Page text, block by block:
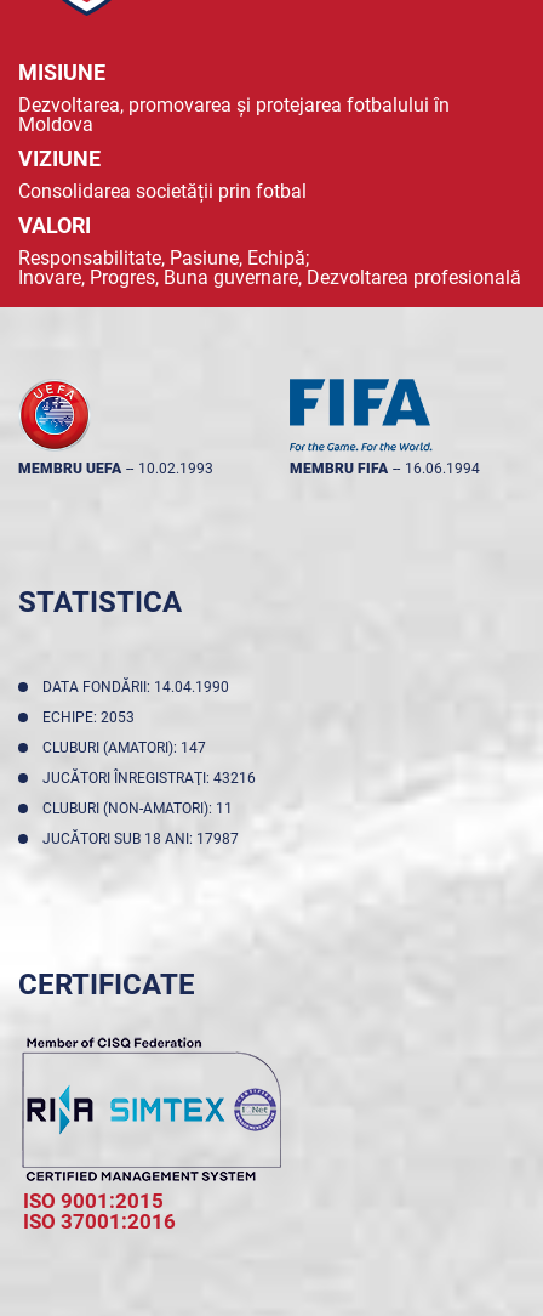
MISIUNE
Dezvoltarea, promovarea și protejarea fotbalului în
Moldova
VIZIUNE
Consolidarea societății prin fotbal
VALORI
Responsabilitate, Pasiune, Echipă;
Inovare, Progres, Buna guvernare, Dezvoltarea profesională
MEMBRU UEFA -- 10.02.1993 MEMBRU FIFA -- 16.06.1994
STATISTICA
DATA FONDĂRII: 14.04.1990
ECHIPE: 2053
CLUBURI (AMATORI): 147
JUCĂTORI ÎNREGISTRAŢI: 43216
CLUBURI (NON-AMATORI): 11
JUCĂTORI SUB 18 ANI: 17987
CERTIFICATE
ISO 9001:2015
ISO 37001:2016